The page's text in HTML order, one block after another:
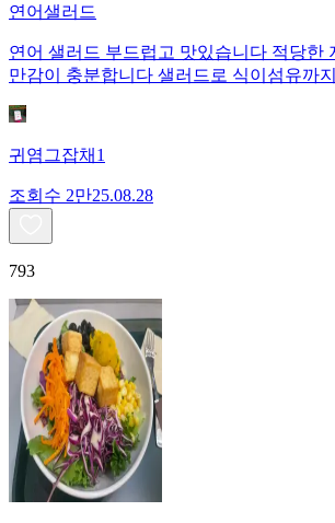
연어샐러드
연어 샐러드 부드럽고 맛있습니다 적당한
만감이 충분합니다 샐러드로 식이섬유까
귀염그잡채1
조회수 2만25.08.28
793